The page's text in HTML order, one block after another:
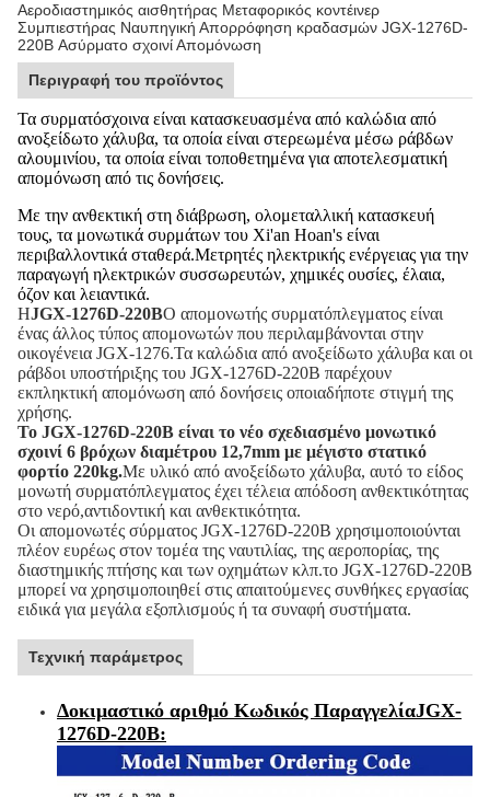
Αεροδιαστημικός αισθητήρας Μεταφορικός κοντέινερ
Συμπιεστήρας Ναυπηγική Απορρόφηση κραδασμών JGX-1276D-
220B Ασύρματο σχοινί Απομόνωση
Περιγραφή του προϊόντος
Τα συρματόσχοινα είναι κατασκευασμένα από καλώδια από
ανοξείδωτο χάλυβα, τα οποία είναι στερεωμένα μέσω ράβδων
αλουμινίου, τα οποία είναι τοποθετημένα για αποτελεσματική
απομόνωση από τις δονήσεις.
Με την ανθεκτική στη διάβρωση, ολομεταλλική κατασκευή
τους, τα μονωτικά συρμάτων του Xi'an Hoan's είναι
περιβαλλοντικά σταθερά.Μετρητές ηλεκτρικής ενέργειας για την
παραγωγή ηλεκτρικών συσσωρευτών, χημικές ουσίες, έλαια,
όζον και λειαντικά.
ΗJGX-1276D-220BΟ απομονωτής συρματόπλεγματος είναι
ένας άλλος τύπος απομονωτών που περιλαμβάνονται στην
οικογένεια JGX-1276.Τα καλώδια από ανοξείδωτο χάλυβα και οι
ράβδοι υποστήριξης του JGX-1276D-220B παρέχουν
εκπληκτική απομόνωση από δονήσεις οποιαδήποτε στιγμή της
χρήσης.
Το JGX-1276D-220B είναι το νέο σχεδιασμένο μονωτικό
σχοινί 6 βρόχων διαμέτρου 12,7mm με μέγιστο στατικό
φορτίο 220kg.Με υλικό από ανοξείδωτο χάλυβα, αυτό το είδος
μονωτή συρματόπλεγματος έχει τέλεια απόδοση ανθεκτικότητας
στο νερό,αντιδοντική και ανθεκτικότητα.
Οι απομονωτές σύρματος JGX-1276D-220B χρησιμοποιούνται
πλέον ευρέως στον τομέα της ναυτιλίας, της αεροπορίας, της
διαστημικής πτήσης και των οχημάτων κλπ.το JGX-1276D-220B
μπορεί να χρησιμοποιηθεί στις απαιτούμενες συνθήκες εργασίας
ειδικά για μεγάλα εξοπλισμούς ή τα συναφή συστήματα.
Τεχνική παράμετρος
Δοκιμαστικό αριθμό Κωδικός ΠαραγγελίαJGX-
1276D-220B: